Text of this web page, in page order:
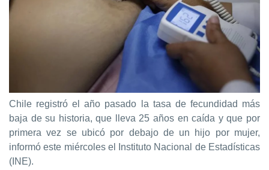
Chile registró el año pasado la tasa de fecundidad más
baja de su historia, que lleva 25 años en caída y que por
primera vez se ubicó por debajo de un hijo por mujer,
informó este miércoles el Instituto Nacional de Estadísticas
(INE).